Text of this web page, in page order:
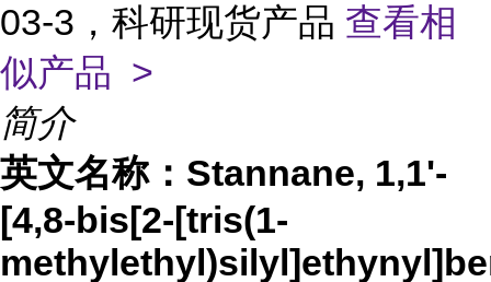
03-3，科研现货产品 查看相
似产品 >
简介
英文名称： Stannane, 1,1'-
[4,8-bis[2-[tris(1-